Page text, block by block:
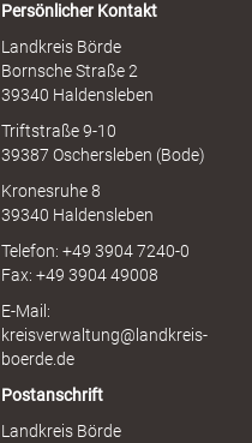
Persönlicher Kontakt
Landkreis Börde
Bornsche Straße 2
39340 Haldensleben
Triftstraße 9-10
39387 Oschersleben (Bode)
Kronesruhe 8
39340 Haldensleben
Telefon: +49 3904 7240-0
Fax: +49 3904 49008
E-Mail:
kreisverwaltung@landkreis-
boerde.de
Postanschrift
Landkreis Börde